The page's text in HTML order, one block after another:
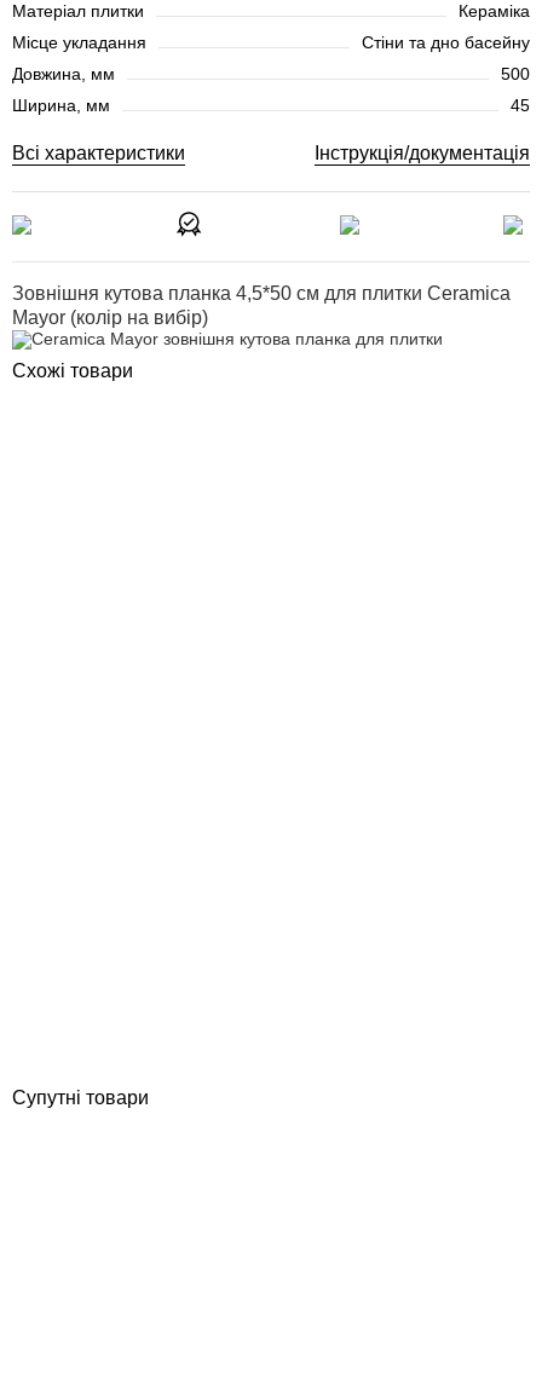
Матеріал плитки
Кераміка
Місце укладання
Стіни та дно басейну
Довжина, мм
500
Ширина, мм
45
Всі характеристики Інструкція/документація
Зовнішня кутова планка 4,5*50 см для плитки Ceramica
Mayor (колір на вибір)
Схожі товари
Супутні товари